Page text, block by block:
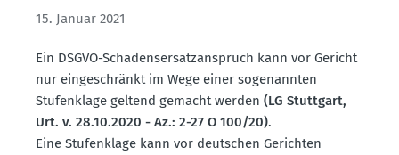
15. Januar 2021
Ein DSGVO-Schadens­er­satz­an­spruch kann vor Gericht
nur einge­schränkt im Wege einer sogenannten
Stufen­klage geltend gemacht werden (LG Stuttgart,
Urt. v. 28.10.2020 - Az.: 2-27 O 100/20).
Eine Stufen­klage kann vor deutschen Gerichten